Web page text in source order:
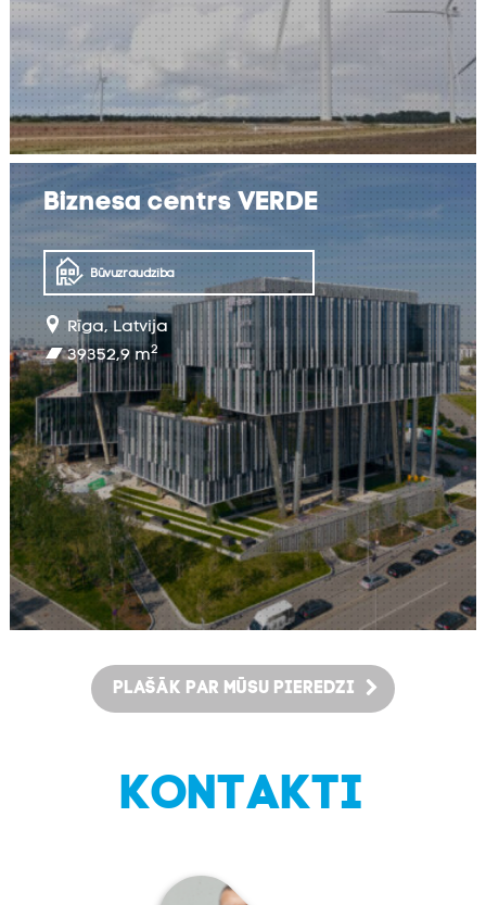
Biznesa centrs VERDE
Būvuzraudzība
Rīga, Latvija
39352,9m2
PLAŠĀK PAR MŪSU PIEREDZI
KONTAKTI